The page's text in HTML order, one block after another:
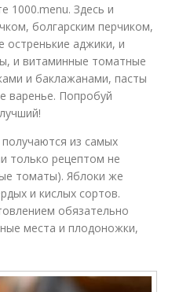
1000.menu. Здесь и
болгарским перчиком,
остренькие аджики, и
и витаминные томатные
и баклажанами, пасты
варенье. Попробуй
из самых
только рецептом не
томаты). Яблоки же
и кислых сортов.
обязательно
места и плодоножки,